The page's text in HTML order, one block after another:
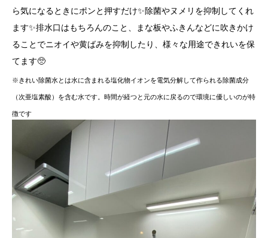
ら気になるときにポンと押すだけ✨除菌やヌメリを抑制してくれ
ます✨排水口はもちろんのこと、まな板やふきんなどに吹きかけ
ることでニオイや黄ばみを抑制したり、様々な用途できれいを保
てます🥺
※きれい除菌水とは水に含まれる塩化物イオンを電気分解して作られる除菌成分
（次亜塩素酸）を含む水です。時間が経つと元の水に戻るので環境に優しいのが特
徴です